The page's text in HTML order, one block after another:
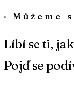
· Můžeme
Líbí se ti,
Pojď se